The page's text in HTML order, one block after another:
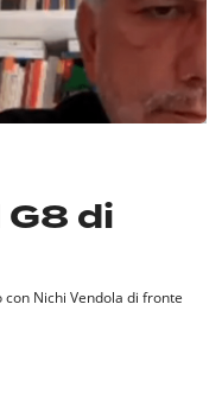
G8 di
Nichi Vendola di fronte